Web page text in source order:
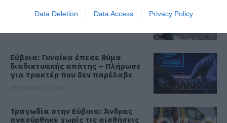
Data Deletion Data Access Privacy Policy
07.08.2026 | 21:40
Εύβοια: Γυναίκα έπεσε θύμα
διαδικτυακής απάτης – Πλήρωσε
για τρακτέρ που δεν παρέλαβε
Τραγωδία στην Εύβοια: Άνδρας
ανασύρθηκε χωρίς τις αισθήσεις